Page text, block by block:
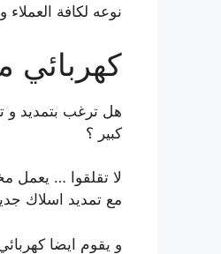
نوعه لكافة
كهربائي
هل ترغب بتمديد و
كبير ؟
لا تقلقوا … يعمل
مع تمديد اسلاك
و يقوم ايضا